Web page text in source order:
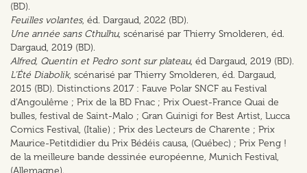
(BD).
Feuilles volantes, éd. Dargaud, 2022 (BD).
Une année sans Cthulhu, scénarisé par Thierry Smolderen, éd.
Dargaud, 2019 (BD).
Alfred, Quentin et Pedro sont sur plateau, éd Dargaud, 2019 (BD).
L’Été Diabolik, scénarisé par Thierry Smolderen, éd. Dargaud,
2015 (BD). Distinctions 2017 : Fauve Polar SNCF au Festival
d’Angoulême ; Prix de la BD Fnac ; Prix Ouest-France Quai de
bulles, festival de Saint-Malo ; Gran Guinigi for Best Artist, Lucca
Comics Festival, (Italie) ; Prix des Lecteurs de Charente ; Prix
Maurice-Petitdidier du Prix Bédéis causa, (Québec) ; Prix Peng !
de la meilleure bande dessinée européenne, Munich Festival,